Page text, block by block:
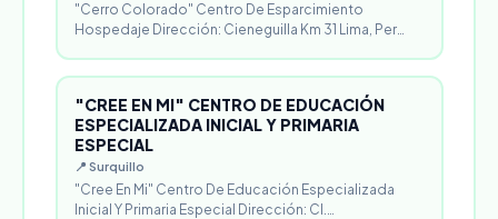
"Cerro Colorado" Centro De Esparcimiento
Hospedaje Dirección: Cieneguilla Km 31 Lima, Per…
"CREE EN MI" CENTRO DE EDUCACIÓN
ESPECIALIZADA INICIAL Y PRIMARIA
ESPECIAL
📍 Surquillo
"Cree En Mi" Centro De Educación Especializada
Inicial Y Primaria Especial Dirección: Cl.…